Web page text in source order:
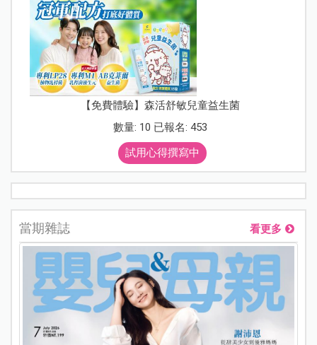
【免費體驗】森活舒敏兒童益生菌
數量: 10 已報名: 453
試用心得撰寫中
當期雜誌 看更多